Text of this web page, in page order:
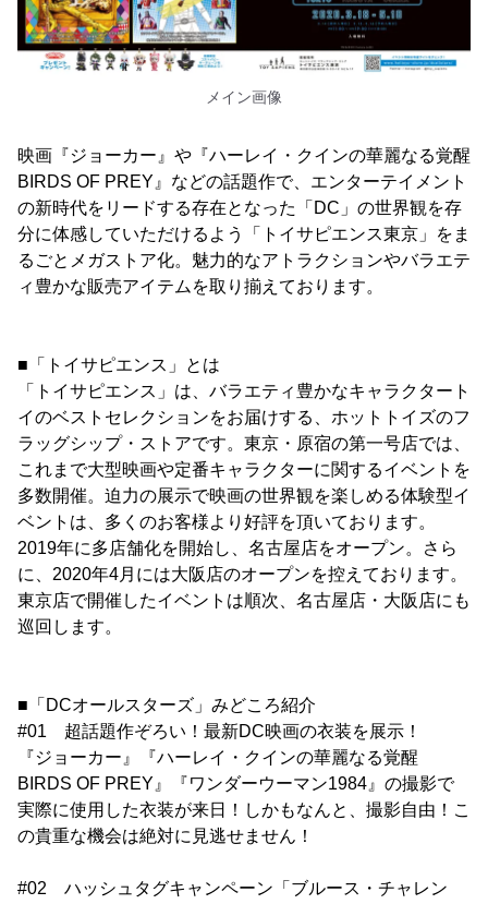
メイン画像
映画『ジョーカー』や『ハーレイ・クインの華麗なる覚醒
BIRDS OF PREY』などの話題作で、エンターテイメント
の新時代をリードする存在となった「DC」の世界観を存
分に体感していただけるよう「トイサピエンス東京」をま
るごとメガストア化。魅力的なアトラクションやバラエテ
ィ豊かな販売アイテムを取り揃えております。
■「トイサピエンス」とは
「トイサピエンス」は、バラエティ豊かなキャラクタート
イのベストセレクションをお届けする、ホットトイズのフ
ラッグシップ・ストアです。東京・原宿の第一号店では、
これまで大型映画や定番キャラクターに関するイベントを
多数開催。迫力の展示で映画の世界観を楽しめる体験型イ
ベントは、多くのお客様より好評を頂いております。
2019年に多店舗化を開始し、名古屋店をオープン。さら
に、2020年4月には大阪店のオープンを控えております。
東京店で開催したイベントは順次、名古屋店・大阪店にも
巡回します。
■「DCオールスターズ」みどころ紹介
#01 超話題作ぞろい！最新DC映画の衣装を展示！
『ジョーカー』『ハーレイ・クインの華麗なる覚醒
BIRDS OF PREY』『ワンダーウーマン1984』の撮影で
実際に使用した衣装が来日！しかもなんと、撮影自由！こ
の貴重な機会は絶対に見逃せません！
#02 ハッシュタグキャンペーン「ブルース・チャレン